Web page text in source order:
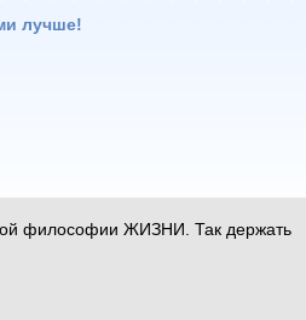
лучше!
философии ЖИЗНИ. Так держать